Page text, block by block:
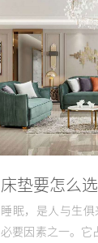
床垫要怎么
睡眠，是人与生
必要因素之一。它